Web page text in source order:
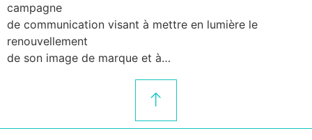
campagne
de communication visant à mettre en lumière le
renouvellement
de son image de marque et à…